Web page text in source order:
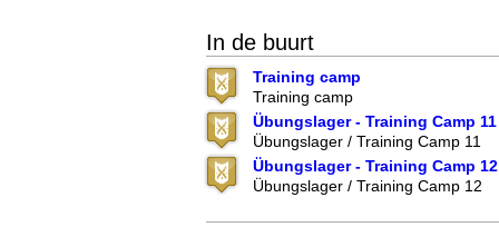
In de buurt
Training camp
Training camp
Übungslager - Training Camp 11
Übungslager / Training Camp 11
Übungslager - Training Camp 12
Übungslager / Training Camp 12